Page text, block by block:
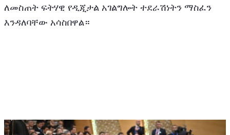
ለመስጠት ፍትሃዊ የዲጂታል አገልግሎት ተደራሽነትን ማስፈን
እንዳለባቸው አሳስበዋል።